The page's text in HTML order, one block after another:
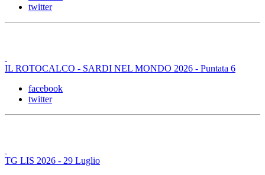
twitter
IL ROTOCALCO - SARDI NEL MONDO 2026 - Puntata 6
facebook
twitter
TG LIS 2026 - 29 Luglio